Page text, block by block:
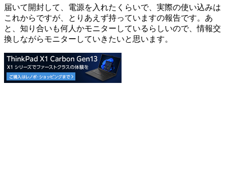
届いて開封して、電源を入れたくらいで、実際の使い込みは
これからですが、とりあえず持っていますの報告です。あ
と、知り合いも何人かモニターしているらしいので、情報交
換しながらモニターしていきたいと思います。